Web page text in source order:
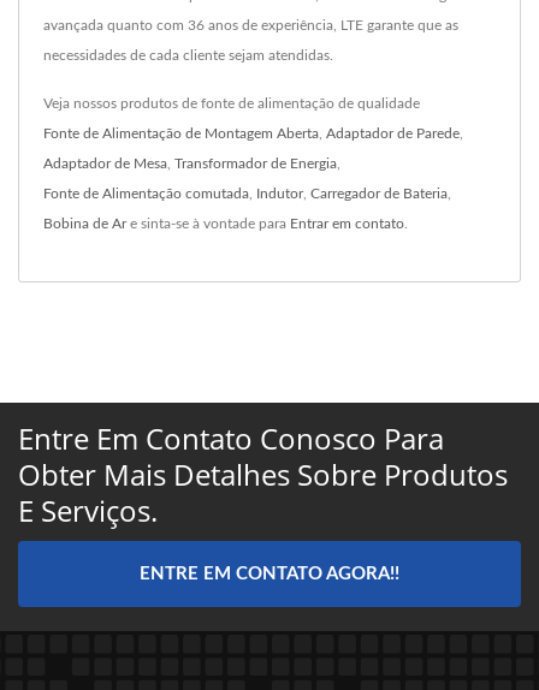
avançada quanto com 36 anos de experiência, LTE garante que as
necessidades de cada cliente sejam atendidas.
Veja nossos produtos de fonte de alimentação de qualidade
Fonte de Alimentação de Montagem Aberta Adaptador de Parede
Adaptador de Mesa Transformador de Energia
Fonte de Alimentação comutada Indutor, Carregador de Bateria
Bobina de Are sinta-se à vontade para Entrar em contato
Entre Em Contato Conosco Para
Obter Mais Detalhes Sobre Produtos
E Serviços.
ENTRE EM CONTATO AGORA!!